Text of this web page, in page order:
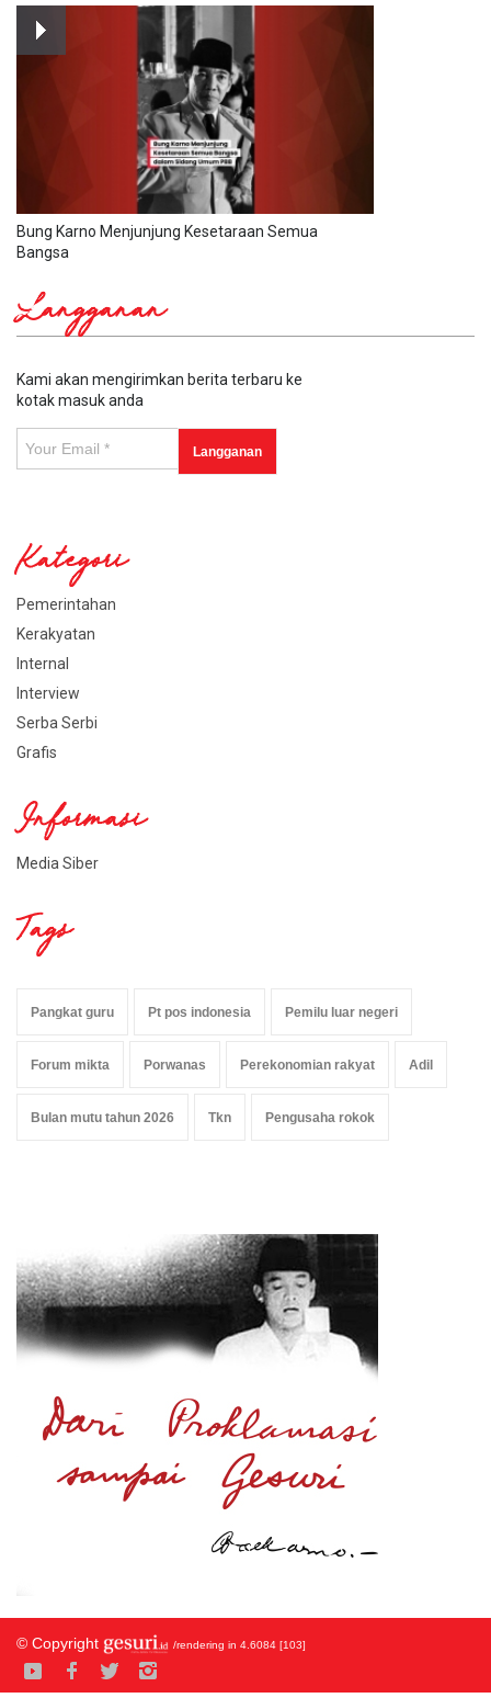
Bung Karno Menjunjung Kesetaraan Semua
Bangsa
Langganan
Kami akan mengirimkan berita terbaru ke
kotak masuk anda
Kategori
Pemerintahan
Kerakyatan
Internal
Interview
Serba Serbi
Grafis
Informasi
Media Siber
Tags
Pangkat guru Pt pos indonesia Pemilu luar negeri
Forum mikta Porwanas Perekonomian rakyat Adil
Bulan mutu tahun 2026 Tkn Pengusaha rokok
© Copyright /rendering in 4.6084 [103]